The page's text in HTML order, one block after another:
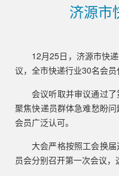
济源市
12月25日，济源市快
议，全市快递行业30名会员
会议听取并审议通过
聚焦快递员群体急难愁盼
会员广泛认可。
大会严格按照工会换
员会分别召开第一次会议